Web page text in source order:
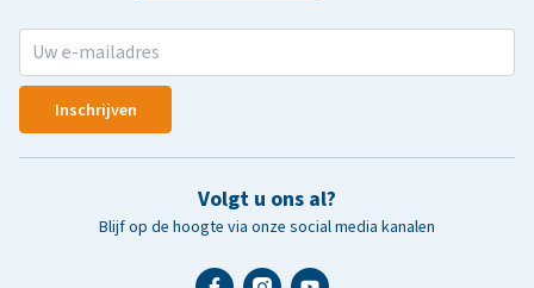
Inschrijven
Volgt u ons al?
Blijf op de hoogte via onze social media kanalen